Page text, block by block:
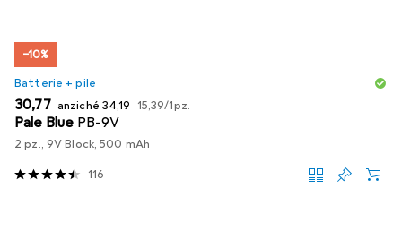
−10%
Batterie + pile
EUR
30,77 anziché EUR
34,19 EUR
15,39/1pz.
Pale Blue PB-9V
2 pz., 9V Block, 500 mAh
116